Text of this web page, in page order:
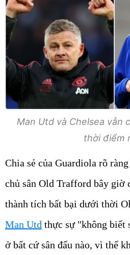
Man Utd và Chelsea vẫn
thời điểm
Chia sẻ của Guardiola rõ
chủ sân Old Trafford bây giờ
thành tích bất bại dưới thời
Man Utd thực sự "không biết
ở bất cứ sân đấu nào, vì thế